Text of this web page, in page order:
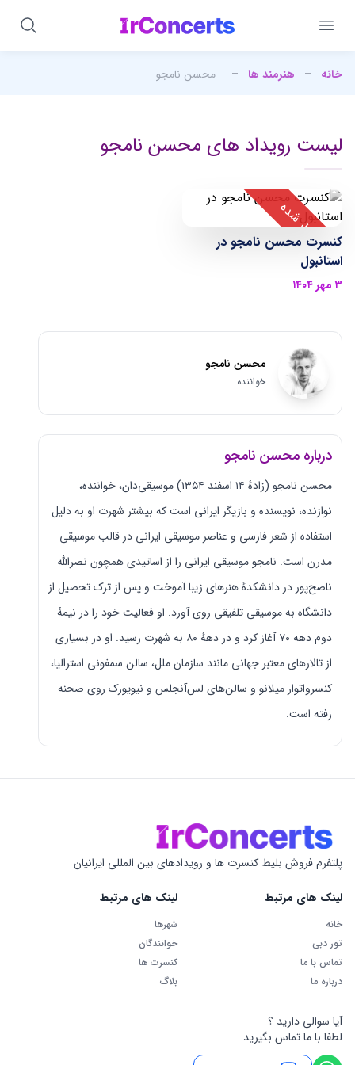
خانه – هنرمند ها – محسن نامجو
لیست رویداد های محسن نامجو
کنسرت محسن نامجو در
استانبول
۳ مهر ۱۴۰۴
محسن نامجو
خواننده
درباره محسن نامجو
محسن نامجو (زادهٔ ۱۴ اسفند ۱۳۵۴) موسیقی‌دان، خواننده،
نوازنده، نویسنده و بازیگر ایرانی است که بیشتر شهرت او به دلیل
استفاده از شعر فارسی و عناصر موسیقی ایرانی در قالب موسیقی
مدرن است. نامجو موسیقی ایرانی را از اساتیدی همچون نصرالله
ناصح‌پور در دانشکدهٔ هنرهای زیبا آموخت و پس از ترک تحصیل از
دانشگاه به موسیقی تلفیقی روی آورد. او فعالیت خود را در نیمهٔ
دوم دهه ۷۰ آغاز کرد و در دههٔ ۸۰ به شهرت رسید. او در بسیاری
از تالارهای معتبر جهانی مانند سازمان ملل، سالن سمفونی استرالیا،
کنسرواتوار میلانو و سالن‌های لس‌آنجلس و نیویورک روی صحنه
رفته است.
پلتفرم فروش بلیط کنسرت ها و رویدادهای بین المللی ایرانیان
لینک های مرتبط
خانه
تور دبی
تماس با ما
درباره ما
لینک های مرتبط
شهرها
خوانندگان
کنسرت ها
بلاگ
آیا سوالی دارید ؟
لطفا با ما تماس بگیرید